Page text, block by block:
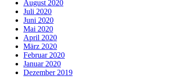
August 2020
Juli 2020
Juni 2020
Mai 2020
April 2020
März 2020
Februar 2020
Januar 2020
Dezember 2019